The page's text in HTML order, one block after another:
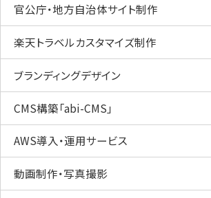
官公庁・地方自治体サイト制作
楽天トラベルカスタマイズ制作
ブランディングデザイン
CMS構築「abi-CMS」
AWS導入・運用サービス
動画制作・写真撮影